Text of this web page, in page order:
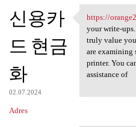
신용카
드 현금
화
02.07.2024
Adres
https://
https://
your write-
truly value
are examining
printer. You
assistance of